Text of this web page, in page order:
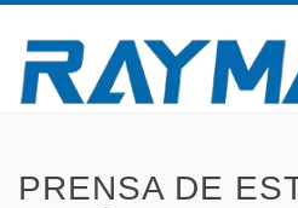
PRENSA DE